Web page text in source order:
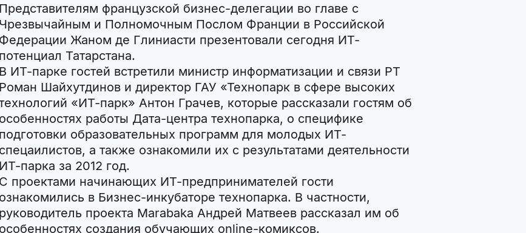
Представителям французской бизнес-делегации во главе с
Чрезвычайным и Полномочным Послом Франции в Российской
Федерации Жаном де Глиниасти презентовали сегодня ИТ-
потенциал Татарстана.
В ИТ-парке гостей встретили министр информатизации и связи РТ
Роман Шайхутдинов и директор ГАУ «Технопарк в сфере высоких
«ИТ-парк» Антон Грачев, которые рассказали гостям об
особенностях работы Дата-центра технопарка, о специфике
подготовки образовательных программ для молодых ИТ-
спецаилистов, а также ознакомили их с результатами деятельности
ИТ-парка за 2012 год.
С проектами начинающих ИТ-предпринимателей гости
ознакомились в Бизнес-инкубаторе технопарка. В частности,
руководитель проекта Marabaka Андрей Матвеев рассказал им об
особенностях создания обучающих оnline-комиксов.